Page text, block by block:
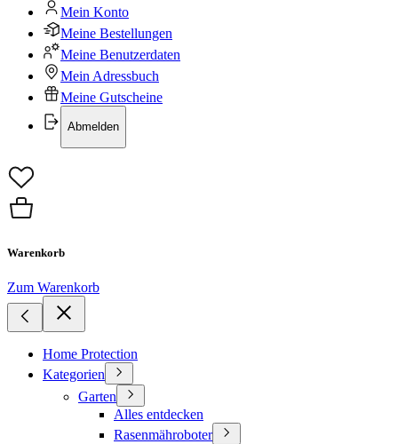
Mein Konto
Meine Bestellungen
Meine Benutzerdaten
Mein Adressbuch
Meine Gutscheine
Abmelden
Warenkorb
Zum Warenkorb
Home Protection
Kategorien
Garten
Alles entdecken
Rasenmähroboter